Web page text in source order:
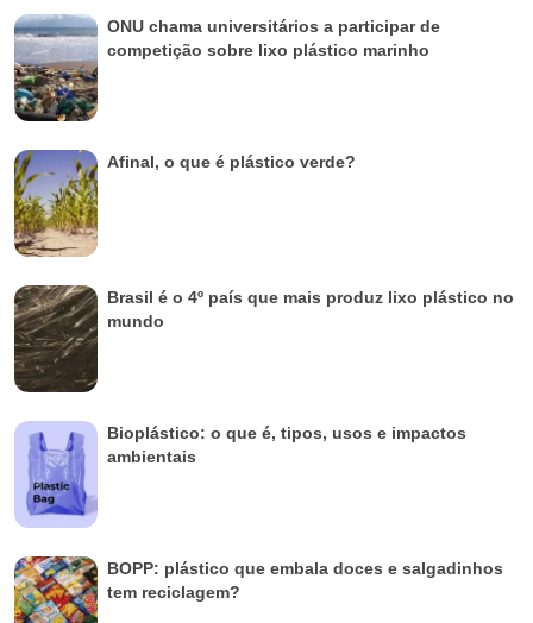
ONU chama universitários a participar de
competição sobre lixo plástico marinho
Afinal, o que é plástico verde?
Brasil é o 4º país que mais produz lixo plástico no
mundo
Bioplástico: o que é, tipos, usos e impactos
ambientais
BOPP: plástico que embala doces e salgadinhos
tem reciclagem?